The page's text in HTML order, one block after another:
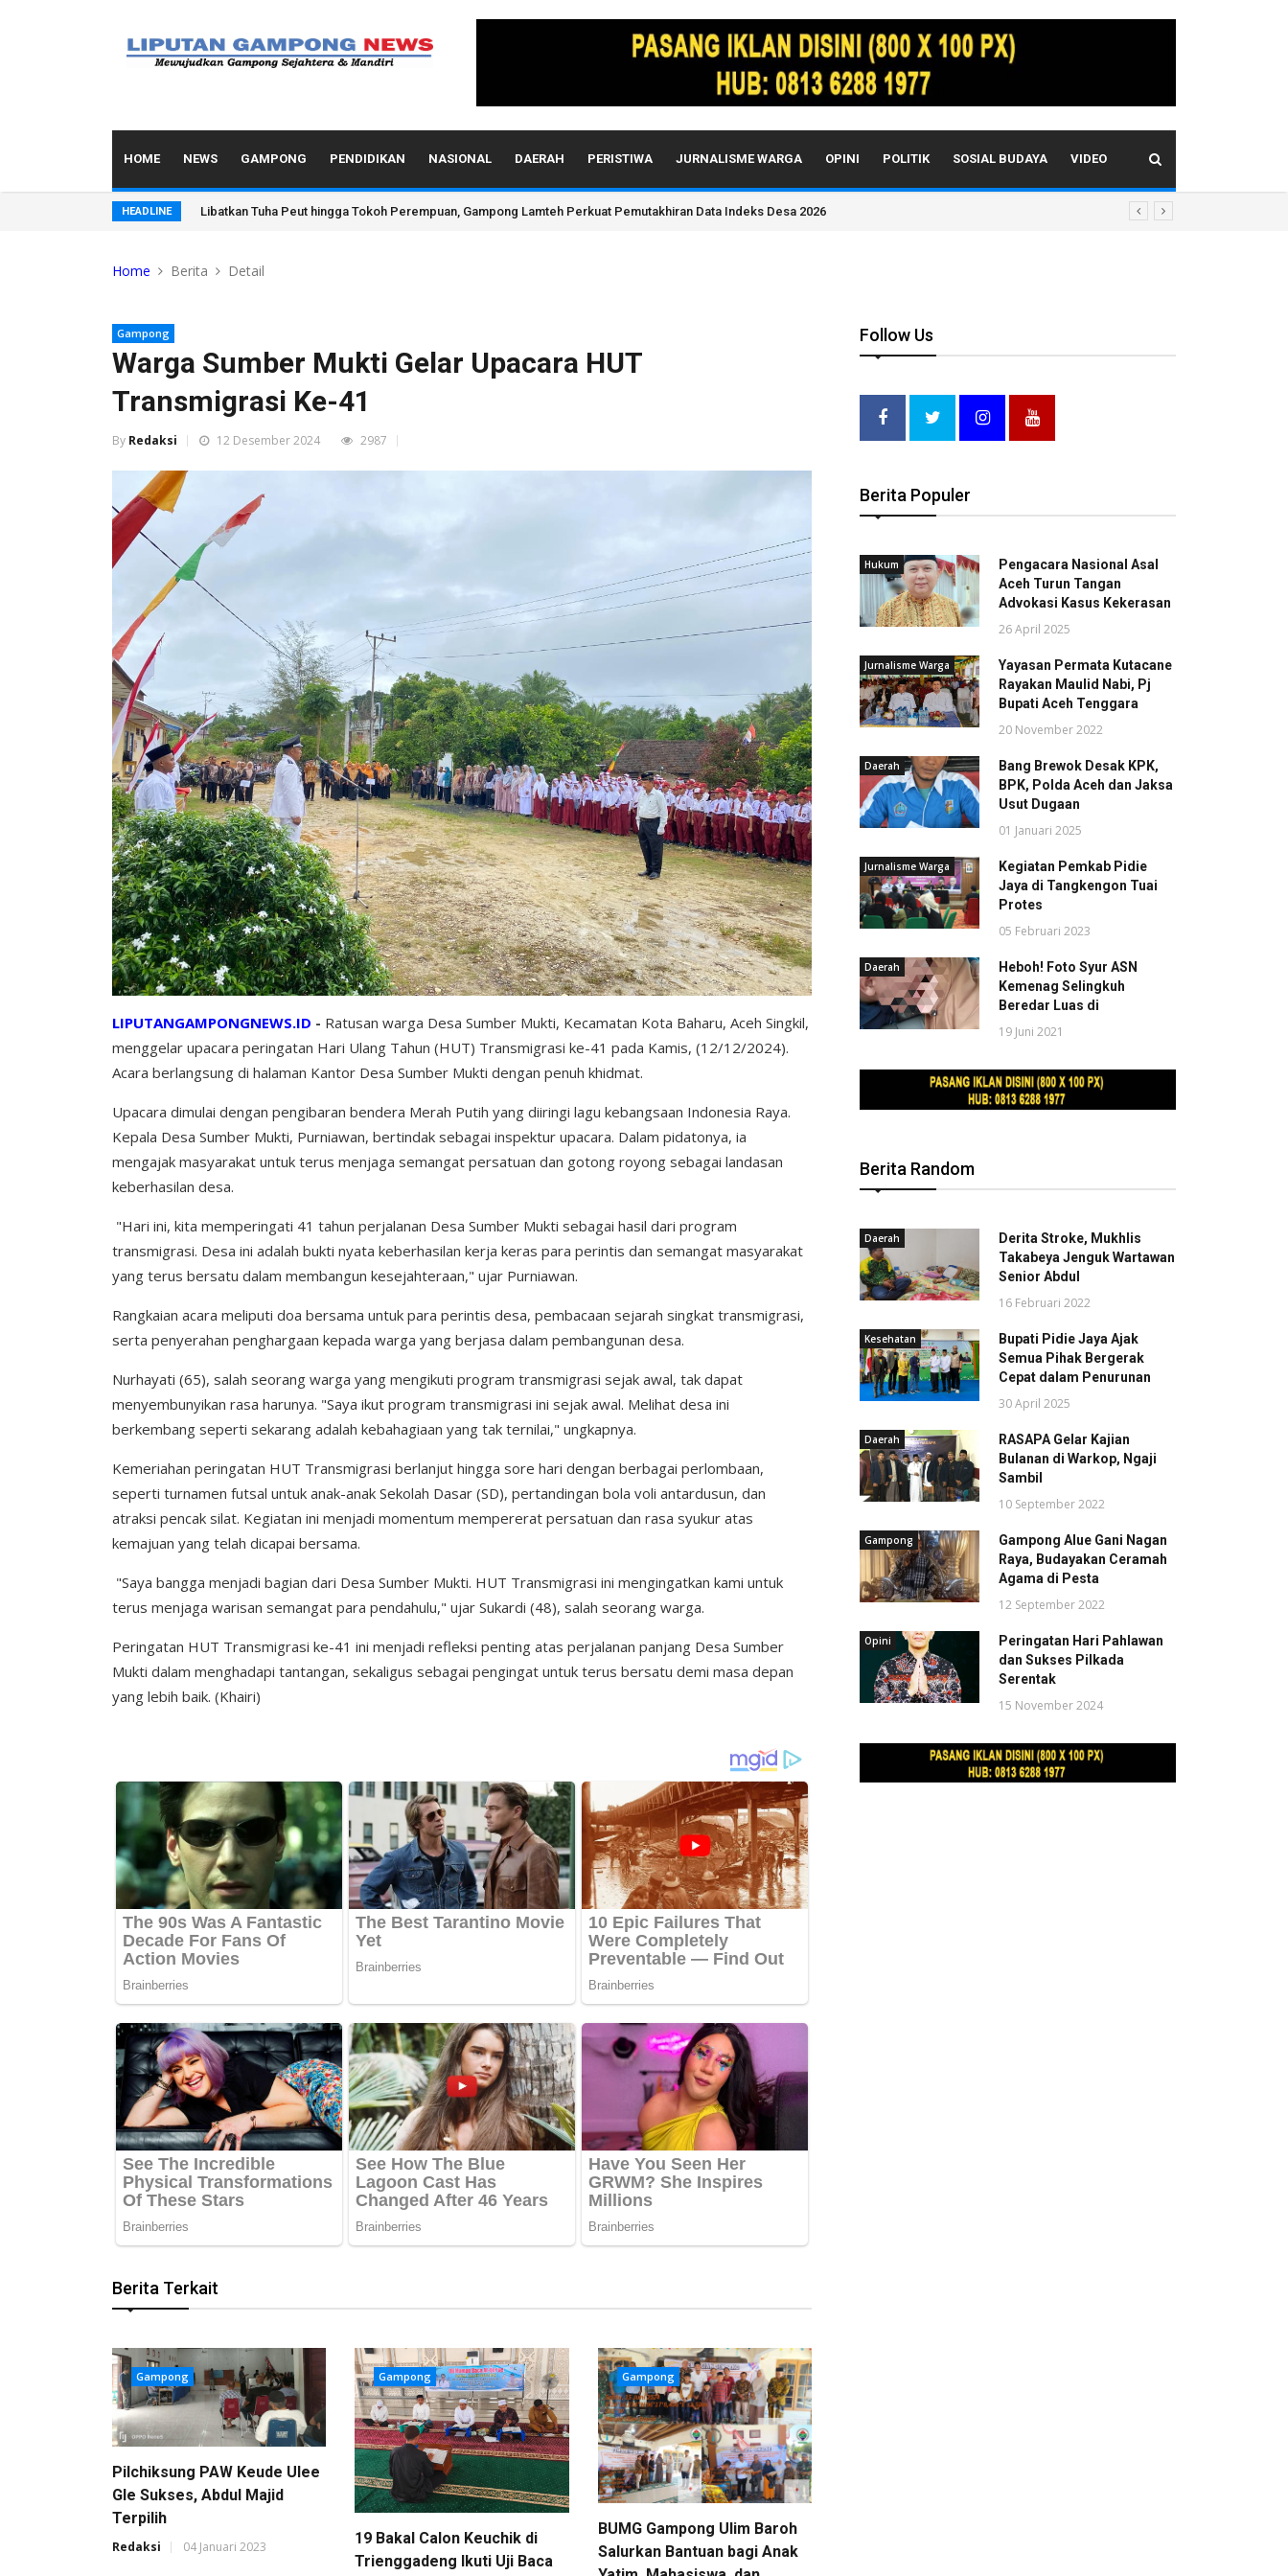
HOME NEWS GAMPONG PENDIDIKAN NASIONAL DAERAH PERISTIWA JURNALISME WARGA OPINI POLITIK SOSIAL BUDAYA VIDEO
HEADLINE Libatkan Tuha Peut hingga Tokoh Perempuan, Gampong Lamteh Perkuat Pemutakhiran Data Indeks Desa 2026
Home Berita Detail
Gampong
Warga Sumber Mukti Gelar Upacara HUT
Transmigrasi Ke-41
By Redaksi 12 Desember 2024 2987
LIPUTANGAMPONGNEWS.ID - Ratusan warga Desa Sumber Mukti, Kecamatan Kota Baharu, Aceh Singkil,
menggelar upacara peringatan Hari Ulang Tahun (HUT) Transmigrasi ke-41 pada Kamis, (12/12/2024).
Acara berlangsung di halaman Kantor Desa Sumber Mukti dengan penuh khidmat.
Upacara dimulai dengan pengibaran bendera Merah Putih yang diiringi lagu kebangsaan Indonesia Raya.
Kepala Desa Sumber Mukti, Purniawan, bertindak sebagai inspektur upacara. Dalam pidatonya, ia
mengajak masyarakat untuk terus menjaga semangat persatuan dan gotong royong sebagai landasan
keberhasilan desa.
"Hari ini, kita memperingati 41 tahun perjalanan Desa Sumber Mukti sebagai hasil dari program
transmigrasi. Desa ini adalah bukti nyata keberhasilan kerja keras para perintis dan semangat masyarakat
yang terus bersatu dalam membangun kesejahteraan," ujar Purniawan.
Rangkaian acara meliputi doa bersama untuk para perintis desa, pembacaan sejarah singkat transmigrasi,
serta penyerahan penghargaan kepada warga yang berjasa dalam pembangunan desa.
Nurhayati (65), salah seorang warga yang mengikuti program transmigrasi sejak awal, tak dapat
menyembunyikan rasa harunya. "Saya ikut program transmigrasi ini sejak awal. Melihat desa ini
berkembang seperti sekarang adalah kebahagiaan yang tak ternilai," ungkapnya.
Kemeriahan peringatan HUT Transmigrasi berlanjut hingga sore hari dengan berbagai perlombaan,
seperti turnamen futsal untuk anak-anak Sekolah Dasar (SD), pertandingan bola voli antardusun, dan
atraksi pencak silat. Kegiatan ini menjadi momentum mempererat persatuan dan rasa syukur atas
kemajuan yang telah dicapai bersama.
"Saya bangga menjadi bagian dari Desa Sumber Mukti. HUT Transmigrasi ini mengingatkan kami untuk
terus menjaga warisan semangat para pendahulu," ujar Sukardi (48), salah seorang warga.
Peringatan HUT Transmigrasi ke-41 ini menjadi refleksi penting atas perjalanan panjang Desa Sumber
Mukti dalam menghadapi tantangan, sekaligus sebagai pengingat untuk terus bersatu demi masa depan
yang lebih baik. (Khairi)
Berita Terkait
Gampong
Pilchiksung PAW Keude Ulee
Gle Sukses, Abdul Majid
Terpilih
Redaksi 04 Januari 2023
Gampong
19 Bakal Calon Keuchik di
Trienggadeng Ikuti Uji Baca
Gampong
BUMG Gampong Ulim Baroh
Salurkan Bantuan bagi Anak
Follow Us
Berita Populer
Hukum
Pengacara Nasional Asal
Aceh Turun Tangan
Advokasi Kasus Kekerasan
26 April 2025
Jurnalisme Warga
Yayasan Permata Kutacane
Rayakan Maulid Nabi, Pj
Bupati Aceh Tenggara
20 November 2022
Daerah
Bang Brewok Desak KPK,
BPK, Polda Aceh dan Jaksa
Usut Dugaan
01 Januari 2025
Jurnalisme Warga
Kegiatan Pemkab Pidie
Jaya di Tangkengon Tuai
Protes
05 Februari 2023
Daerah
Heboh! Foto Syur ASN
Kemenag Selingkuh
Beredar Luas di
19 Juni 2021
Berita Random
Daerah
Derita Stroke, Mukhlis
Takabeya Jenguk Wartawan
Senior Abdul
16 Februari 2022
Kesehatan
Bupati Pidie Jaya Ajak
Semua Pihak Bergerak
Cepat dalam Penurunan
30 April 2025
Daerah
RASAPA Gelar Kajian
Bulanan di Warkop, Ngaji
Sambil
10 September 2022
Gampong
Gampong Alue Gani Nagan
Raya, Budayakan Ceramah
Agama di Pesta
12 September 2022
Opini
Peringatan Hari Pahlawan
dan Sukses Pilkada
Serentak
15 November 2024